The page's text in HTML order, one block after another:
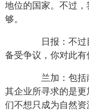
地位的国家。不过
够。
日报：不过
备受争议，你对此有
兰加：包括
其企业所寻求的是
们不想只成为自然